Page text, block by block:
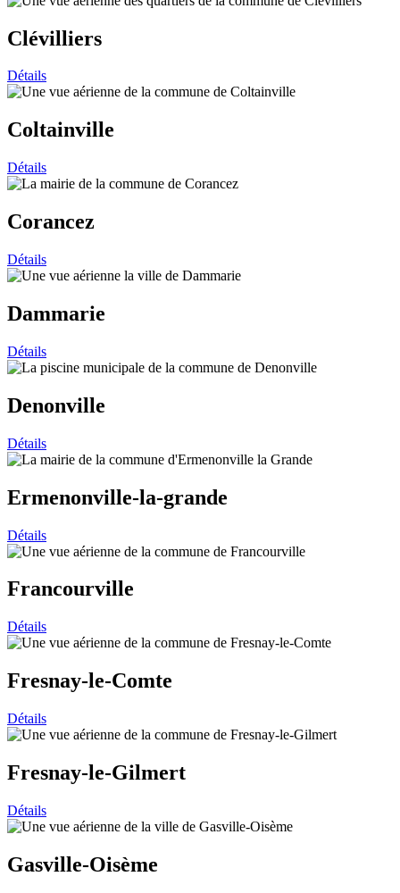
Clévilliers
Détails
Coltainville
Détails
Corancez
Détails
Dammarie
Détails
Denonville
Détails
Ermenonville-la-grande
Détails
Francourville
Détails
Fresnay-le-Comte
Détails
Fresnay-le-Gilmert
Détails
Gasville-Oisème